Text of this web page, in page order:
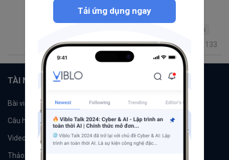
Optimization
optimize
database performance
Postgres
30281 326 11 15 133
TÀI NGUYÊN
Bài viết Tổ chức
Câu hỏi Tags
Videos Tác giả
Thảo luận
Tải ứng dụng ngay